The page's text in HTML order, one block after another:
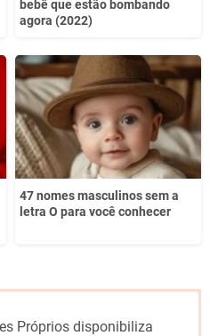
bebê que estão bombando
agora (2022)
47 nomes masculinos sem a
letra O para você conhecer
Próprios disponibiliza